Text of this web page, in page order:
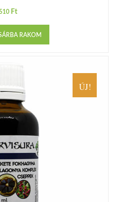
Ft
RAKOM
ÚJ!